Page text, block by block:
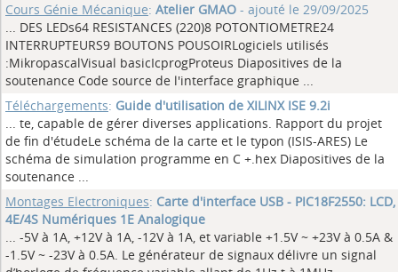
Cours Génie Mécanique: Atelier GMAO - ajouté le 29/09/2025
... DES LEDs64 RESISTANCES (220)8 POTONTIOMETRE24
INTERRUPTEURS9 BOUTONS POUSOIRLogiciels utilisés
:MikropascalVisual basicIcprogProteus Diapositives de la
soutenance Code source de l'interface graphique ...
Téléchargements: Guide d'utilisation de XILINX ISE 9.2i
... te, capable de gérer diverses applications. Rapport du projet
de fin d'étudeLe schéma de la carte et le typon (ISIS-ARES) Le
schéma de simulation programme en C +.hex Diapositives de la
soutenance ...
Montages Electroniques: Carte d'interface USB - PIC18F2550: LCD,
4E/4S Numériques 1E Analogique
... -5V à 1A, +12V à 1A, -12V à 1A, et variable +1.5V ~ +23V à 0.5A &
-1.5V ~ -23V à 0.5A. Le générateur de signaux délivre un signal